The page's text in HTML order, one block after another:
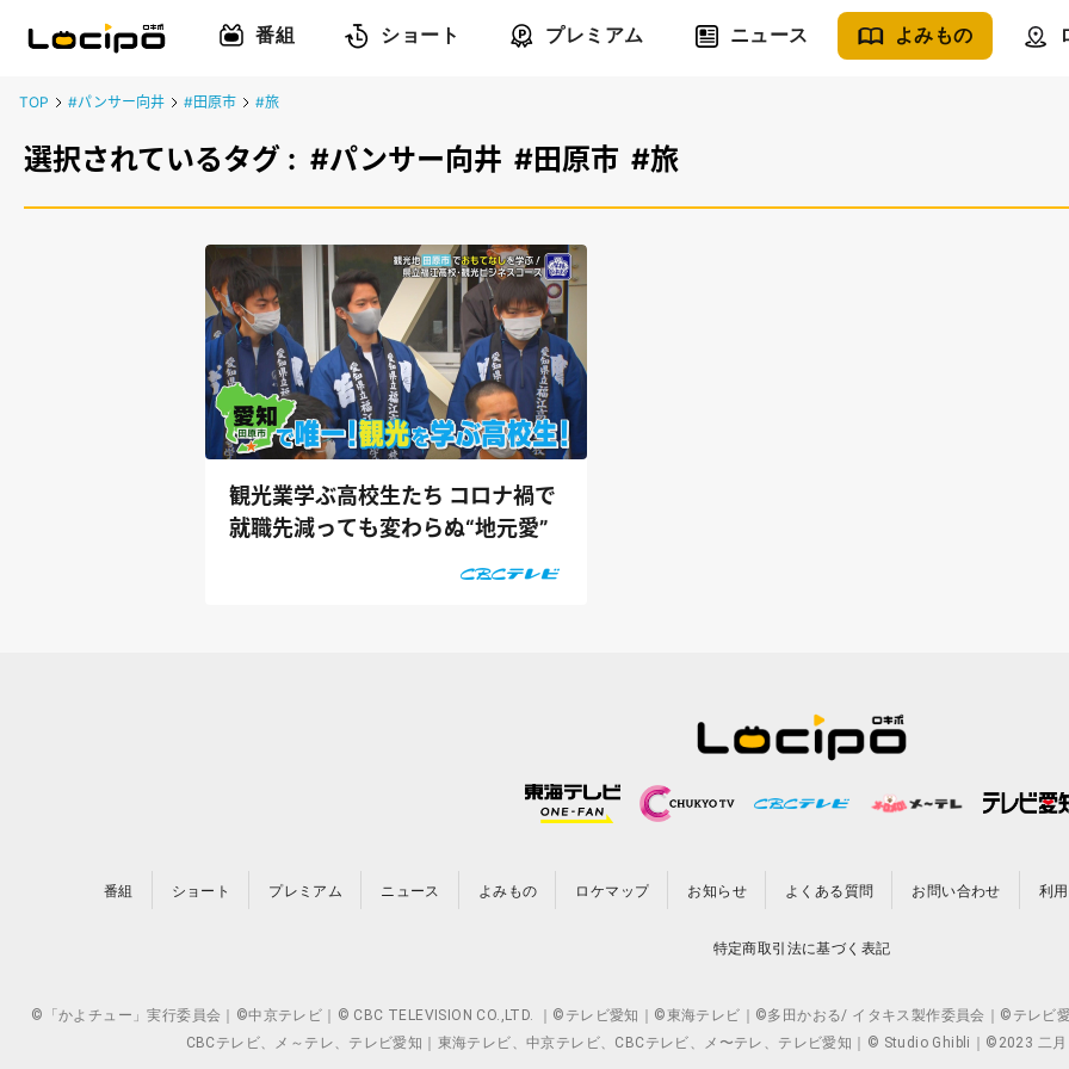
番組 ショート プレミアム ニュース よみもの
TOP #パンサー向井 #田原市 #旅
選択されているタグ : #パンサー向井 #田原市 #旅
観光業学ぶ高校生たち コロナ禍で
就職先減っても変わらぬ“地元愛”
番組 ショート プレミアム ニュース よみもの ロケマップ お知らせ よくある質問 お問い合わせ 利
特定商取引法に基づく表記
©「かよチュー」実行委員会｜©中京テレビ｜© CBC TELEVISION CO.,LTD. ｜©テレビ愛知｜©東海テレビ｜©多田かおる/ イタキス製作委員会｜©テレビ
CBCテレビ、メ～テレ、テレビ愛知｜東海テレビ、中京テレビ、CBCテレビ、メ〜テレ、テレビ愛知｜© Studio Ghibli｜©2023 二